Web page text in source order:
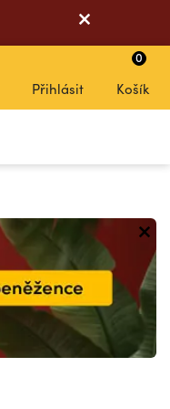
Přihlásit Košík
0